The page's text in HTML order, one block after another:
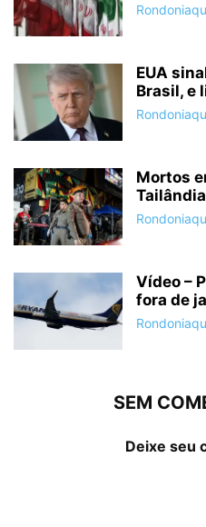
EUA
Brasil, e
Mortos
Vídeo –
fora de
SEM
Deixe seu